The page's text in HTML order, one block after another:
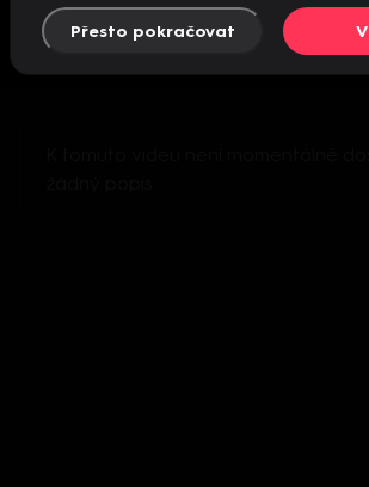
Přesto pokračovat